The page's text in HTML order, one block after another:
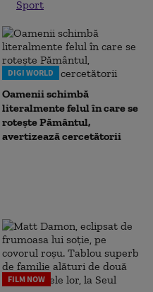
Sport
DIGI WORLD
Oamenii schimbă
literalmente felul în care se
rotește Pământul,
avertizează cercetătorii
FILM NOW